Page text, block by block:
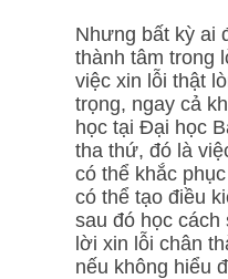
Nhưng bất kỳ ai
thành tâm trong
việc xin lỗi thật
trọng, ngay cả
học tại Đại học
tha thứ, đó là
có thể khắc
có thể tạo điều
sau đó học
lời xin lỗi chân
nếu không hiểu